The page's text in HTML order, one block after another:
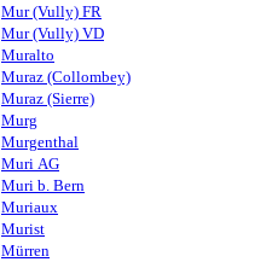
Mur (Vully) FR
Mur (Vully) VD
Muralto
Muraz (Collombey)
Muraz (Sierre)
Murg
Murgenthal
Muri AG
Muri b. Bern
Muriaux
Murist
Mürren